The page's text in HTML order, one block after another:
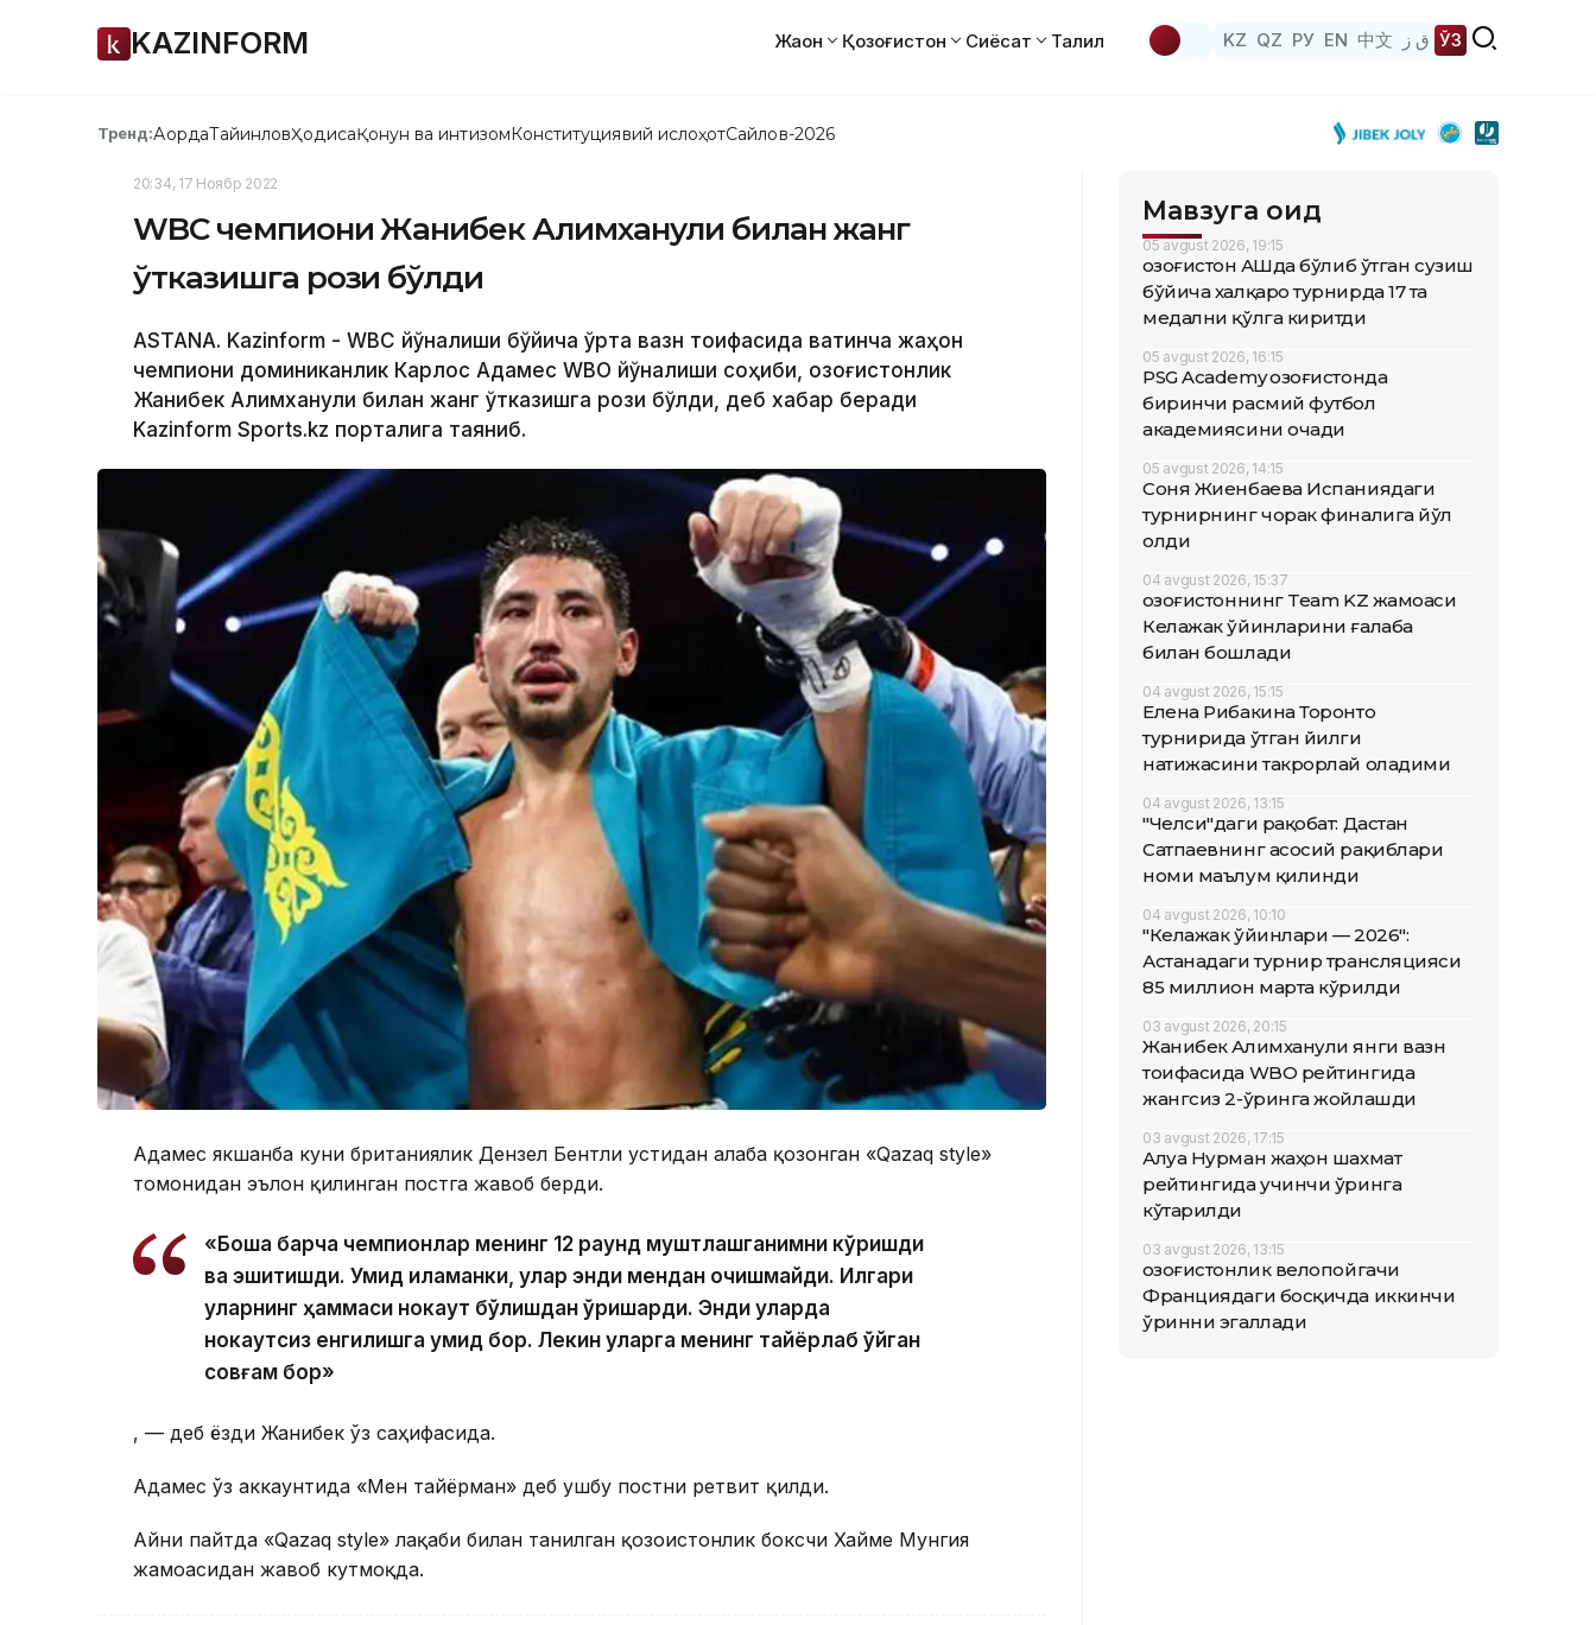
KAZINFORM Жаҳон Қозоғистон Сиёсат Таҳлил KZ QZ РУ EN 中文 ق ز ЎЗ
Тренд:АқордаТайинловҲодисаҚонун ва интизомКонституциявий ислоҳотСайлов-2026
20:34, 17 Ноябр 2022
WBC чемпиони Жанибек Алимханули билан жанг
ўтказишга рози бўлди
ASTANA. Kazinform - WBC йўналиши бўйича ўрта вазн тоифасида вақтинча жаҳон
чемпиони доминиканлик Карлос Адамес WBO йўналиши соҳиби, қозоғистонлик
Жанибек Алимханули билан жанг ўтказишга рози бўлди, деб хабар беради
Kazinform Sports.kz порталига таяниб.
Адамес якшанба куни британиялик Дензел Бентли устидан ғалаба қозонган «Qazaq style»
томонидан эълон қилинган постга жавоб берди.
«Бошқа барча чемпионлар менинг 12 раунд муштлашганимни кўришди
ва эшитишди. Умид қиламанки, улар энди мендан қочишмайди. Илгари
уларнинг ҳаммаси нокаут бўлишдан қўрқишарди. Энди уларда
нокаутсиз енгилишга умид бор. Лекин уларга менинг тайёрлаб қўйган
совғам бор»
, — деб ёзди Жанибек ўз саҳифасида.
Адамес ўз аккаунтида «Мен тайёрман» деб ушбу постни ретвит қилди.
Айни пайтда «Qazaq style» лақаби билан танилган қозоғистонлик боксчи Хайме Мунгия
жамоасидан жавоб кутмоқда.
Мавзуга оид
05 avgust 2026, 19:15
Қозоғистон АҚШда бўлиб ўтган сузиш
бўйича халқаро турнирда 17 та
медални қўлга киритди
05 avgust 2026, 16:15
PSG Academy Қозоғистонда
биринчи расмий футбол
академиясини очади
05 avgust 2026, 14:15
Соня Жиенбаева Испаниядаги
турнирнинг чорак финалига йўл
олди
04 avgust 2026, 15:37
Қозоғистоннинг Team KZ жамоаси
Келажак ўйинларини ғалаба
билан бошлади
04 avgust 2026, 15:15
Елена Рибакина Торонто
турнирида ўтган йилги
натижасини такрорлай оладими
04 avgust 2026, 13:15
"Челси"даги рақобат: Дастан
Сатпаевнинг асосий рақиблари
номи маълум қилинди
04 avgust 2026, 10:10
"Келажак ўйинлари — 2026":
Астанадаги турнир трансляцияси
85 миллион марта кўрилди
03 avgust 2026, 20:15
Жанибек Алимханули янги вазн
тоифасида WBO рейтингида
жангсиз 2-ўринга жойлашди
03 avgust 2026, 17:15
Алуа Нурман жаҳон шахмат
рейтингида учинчи ўринга
кўтарилди
03 avgust 2026, 13:15
Қозоғистонлик велопойгачи
Франциядаги босқичда иккинчи
ўринни эгаллади